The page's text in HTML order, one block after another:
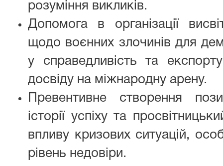
розуміння викликів.
Допомога в організації
щодо воєнних злочинів для
у справедливість та
досвіду на міжнародну арену.
Превентивне створення
історії успіху та
впливу кризових ситуацій,
рівень недовіри.